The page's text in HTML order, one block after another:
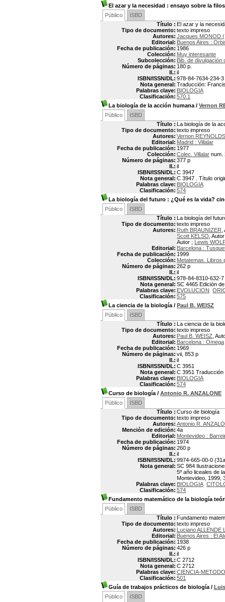
El azar y la necesidad : ensayo sobre la
Público
ISBD
Título : El azar y la
Tipo de documento: texto impreso
Autores: Jacques MONOD
Editorial: Buenos Aires :
Fecha de publicación: 1986
Colección: Muy interesante
Subcolección: Bib. de divulgación
Número de páginas: 180 p.
Il.: il
ISBN/ISSN/DL: 978-84-7634-234-3
Nota general: Traducción:
Palabras clave: BIOLOGIA
Clasificación: 570.1
La biología de la acción humana / Vernon
Público
ISBD
Título : La biología de la
Tipo de documento: texto impreso
Autores: Vernon REYNOLDS
Editorial: Madrid : Villalar
Fecha de publicación: 1977
Colección: Colec. Villalar num.
Número de páginas: 377 p
Il.: il
ISBN/ISSN/DL: C 3947
Nota general: C 3947 . Título
Palabras clave: BIOLOGIA
Clasificación: 574
La biología del futuro : ¿Qué es la vida?
Público
ISBD
Título : La biología del
Tipo de documento: texto impreso
Autores: Ruth BRAUNIZER
Scott KELSO ,
Autor ; Lewis
Editorial: Barcelona :
Fecha de publicación: 1999
Colección: Metatemas. Libros
Número de páginas: 262 p
Il.: il
ISBN/ISSN/DL: 978-84-8310-632-7
Nota general: SC 4465 Edición
Palabras clave: EVOLUCION
Clasificación: 575
La ciencia de la biología / Paul B. WEISZ
Público
ISBD
Título : La ciencia de la
Tipo de documento: texto impreso
Autores: Paul B. WEISZ ,
Editorial: Barcelona : Omega
Fecha de publicación: 1969
Número de páginas: vii, 853 p
Il.: il
ISBN/ISSN/DL: C 3951
Nota general: C 3951
Palabras clave: BIOLOGIA
Clasificación: 574
Curso de biología / Antonio R. ANZALONE
Público
ISBD
Título : Curso de biología
Tipo de documento: texto impreso
Autores: Antonio R.
Mención de edición: 4a
Editorial: Montevideo :
Fecha de publicación: 1974
Número de páginas: 260 p
Il.: il
ISBN/ISSN/DL: 9974-665-00-0
Nota general: SC 984
5º año liceales de
Montevideo, 1999,
Palabras clave: BIOLOGIA
Clasificación: 574
Fundamento matemático de la biología
Público
ISBD
Título : Fundamento
Tipo de documento: texto impreso
Autores: Luciano ALLENDE
Editorial: Buenos Aires : El
Fecha de publicación: 1938
Número de páginas: 426 p
Il.: il
ISBN/ISSN/DL: C 2712
Nota general: C 2712
Palabras clave: CIENCIA-
Clasificación: 501
Guía de trabajos prácticos de biología /
Público
ISBD